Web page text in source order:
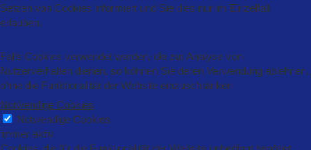
Setzen von Cookies informiert und Sie dies nur im Einzelfall
erlauben.
Falls Cookies verwendet werden, die zur Analyse von
Nutzerverhalten dienen, so können Sie deren Verwendung ablehnen,
ohne die Funktionalität der Website einzuschränken
Notwendige Cookies
Notwendige Cookies
immer aktiv